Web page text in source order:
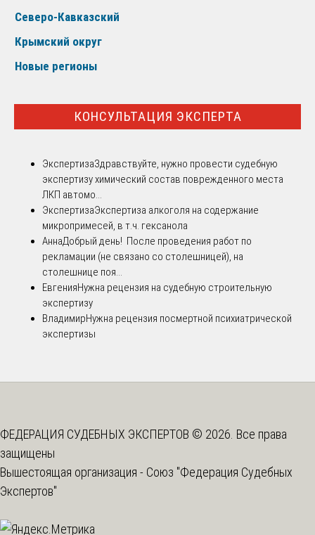
Северо-Кавказский
Крымский округ
Новые регионы
КОНСУЛЬТАЦИЯ ЭКСПЕРТА
ЭкспертизаЗдравствуйте, нужно провести судебную
экспертизу химический состав поврежденного места
ЛКП автомо...
ЭкспертизаЭкспертиза алкоголя на содержание
микропримесей, в т.ч. гексанола
АннаДобрый день! После проведения работ по
рекламации (не связано со столешницей), на
столешнице поя...
ЕвгенияНужна рецензия на судебную строительную
экспертизу
ВладимирНужна рецензия посмертной психиатрической
экспертизы
ФЕДЕРАЦИЯ СУДЕБНЫХ ЭКСПЕРТОВ © 2026. Все права
защищены
Вышестоящая организация - Союз "Федерация Судебных
Экспертов"